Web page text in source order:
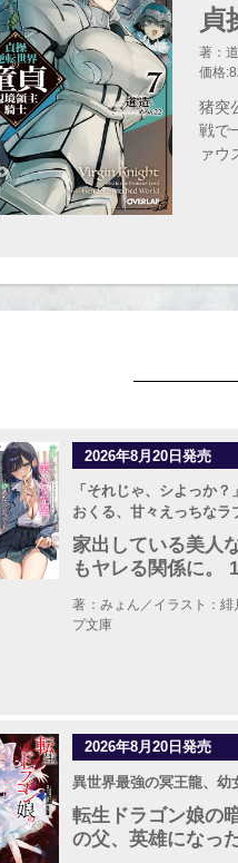
貞
著：
価格
猪突
戦で
ァウ
2026年8月20日発売
「それじゃ、シよっか
おくる、甘々えっちなラ
家出している美人
もヤレる関係に。 1
著：みょん／イラスト：
プ文庫
2026年8月20日発売
異世界最強の冥王龍、幼
転生ドラゴン娘の
の父、英雄になっ